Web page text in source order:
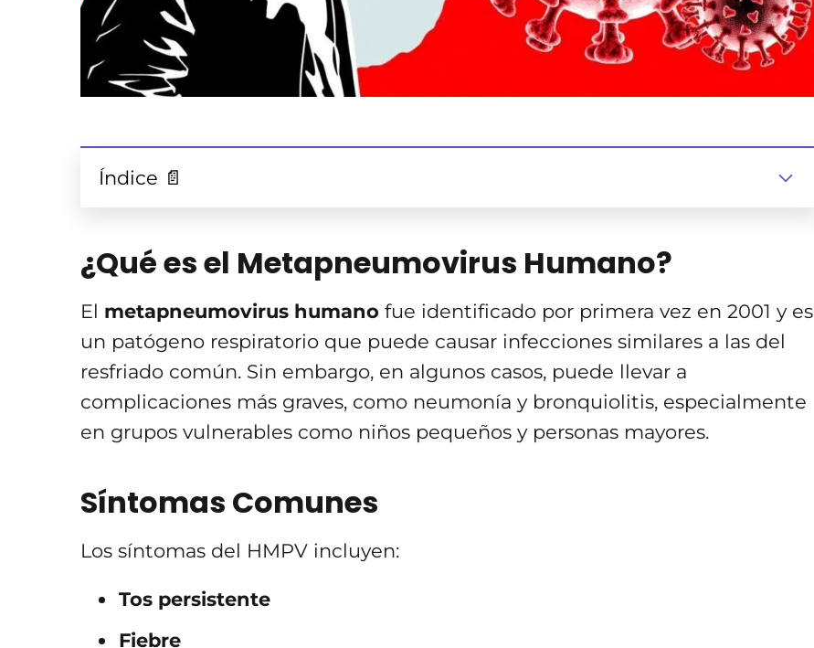
Índice 📄
¿Qué es el Metapneumovirus Humano?
El metapneumovirus humano fue identificado por primera vez en 2001 y es
un patógeno respiratorio que puede causar infecciones similares a las del
resfriado común. Sin embargo, en algunos casos, puede llevar a
complicaciones más graves, como neumonía y bronquiolitis, especialmente
en grupos vulnerables como niños pequeños y personas mayores.
Síntomas Comunes
Los síntomas del HMPV incluyen:
Tos persistente
Fiebre